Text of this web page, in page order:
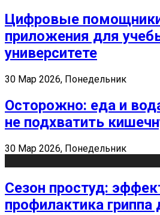
Цифровые
приложения для
университете
30 Мар 2026, Понедельник
Осторожно: еда и
не подхватить
30 Мар 2026, Понедельник
Сезон простуд:
профилактика гриппа